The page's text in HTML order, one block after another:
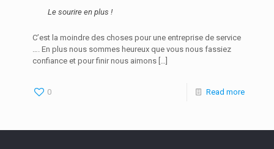
Le sourire en plus !
C’est la moindre des choses pour une entreprise de service
…. En plus nous sommes heureux que vous nous fassiez
confiance et pour finir nous aimons […]
0 Read more